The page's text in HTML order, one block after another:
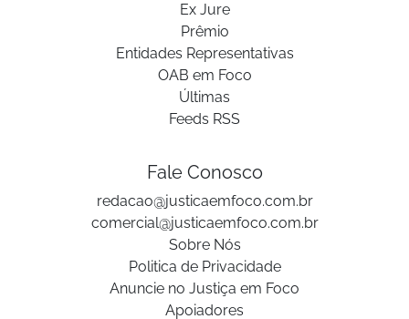
Ex Jure
Prêmio
Entidades Representativas
OAB em Foco
Últimas
Feeds RSS
Fale Conosco
redacao@justicaemfoco.com.br
comercial@justicaemfoco.com.br
Sobre Nós
Politica de Privacidade
Anuncie no Justiça em Foco
Apoiadores